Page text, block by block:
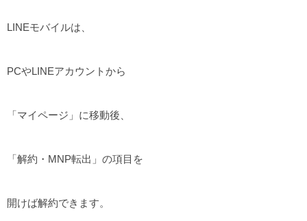
LINEモバイルは、
PCやLINEアカウントから
「マイページ」に移動後、
「解約・MNP転出」の項目を
開けば解約できます。